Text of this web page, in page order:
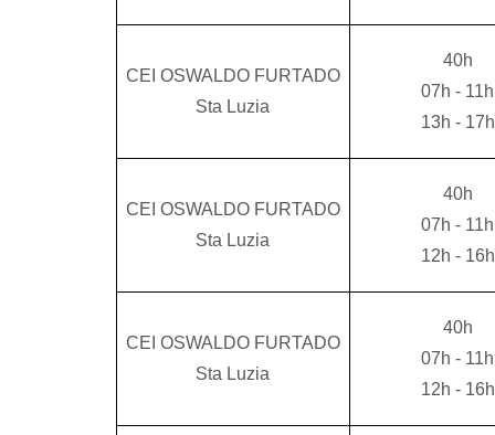
CEI OSWALDO FURTADO
Sta Luzia
40h
07h - 11h
13h - 17h
CEI OSWALDO FURTADO
Sta Luzia
40h
07h - 11h
12h - 16h
CEI OSWALDO FURTADO
Sta Luzia
40h
07h - 11h
12h - 16h